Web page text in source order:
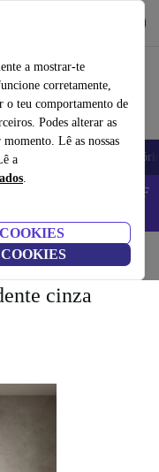
a mostrar-te
corretamente,
o teu comportamento de
Podes alterar as
momento. Lê as nossas
a
.
– Código: BACK5OFF
cinza